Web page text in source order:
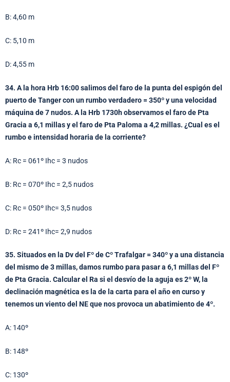
B: 4,60 m
C: 5,10 m
D: 4,55 m
34. A la hora Hrb 16:00 salimos del faro de la punta del espigón del
puerto de Tanger con un rumbo verdadero = 350º y una velocidad
máquina de 7 nudos. A la Hrb 1730h observamos el faro de Pta
Gracia a 6,1 millas y el faro de Pta Paloma a 4,2 millas. ¿Cual es el
rumbo e intensidad horaria de la corriente?
A: Rc = 061º Ihc = 3 nudos
B: Rc = 070º Ihc = 2,5 nudos
C: Rc = 050º Ihc= 3,5 nudos
D: Rc = 241º Ihc= 2,9 nudos
35. Situados en la Dv del Fº de Cº Trafalgar = 340º y a una distancia
del mismo de 3 millas, damos rumbo para pasar a 6,1 millas del Fº
de Pta Gracia. Calcular el Ra si el desvío de la aguja es 2º W, la
declinación magnética es la de la carta para el año en curso y
tenemos un viento del NE que nos provoca un abatimiento de 4º.
A: 140º
B: 148º
C: 130º